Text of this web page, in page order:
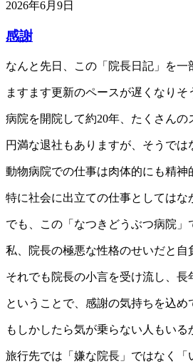
2026年6月9日
感謝
なんと先日、この「院長日記」を一
ますます更新のペースが遅くなりそ
病院を開院して約20年、たくさんの
円満な退社もありますが、そうでは
動物病院での仕事は肉体的にも精神
特に社会に出立ての仕事としてはな
でも、この「なつきどうぶつ病院
私、院長の極悪な性格のせいだと自
それでも院長の小言を受け流し、長
ということで、感謝の気持ちを込め
もしかしたら気が乗らない人もいる
旅行先では「嫌な院長」ではなく「